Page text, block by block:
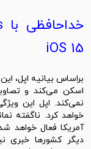
iOS 15
اسکن می‌کند و
آمریکا فعال خواهد شد
دیگر کشورها خبری